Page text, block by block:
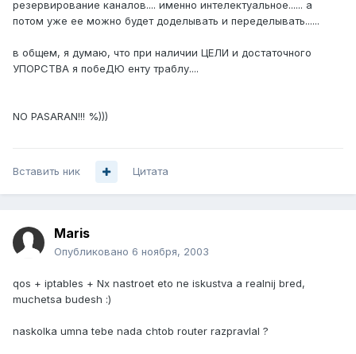
резервирование каналов.... именно интелектуальное...... а
потом уже ее можно будет доделывать и переделывать......
в общем, я думаю, что при наличии ЦЕЛИ и достаточного
УПОРСТВА я побеДЮ енту траблу....
NO PASARAN!!! %)))
Вставить ник Цитата
Maris
Опубликовано 6 ноября, 2003
qos + iptables + Nx nastroet eto ne iskustva a realnij bred,
muchetsa budesh :)
naskolka umna tebe nada chtob router razpravlal ?